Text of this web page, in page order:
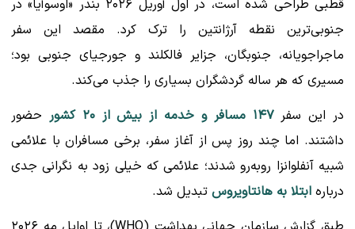
قطبی طراحی شده است، در اول آوریل ۲۰۲۶ بندر «اوسوآیا» در
جنوبی‌ترین نقطه آرژانتین را ترک کرد. مقصد این سفر
ماجراجویانه، جنوبگان، جزایر فالکلند و جورجیای جنوبی بود؛
مسیری که هر ساله گردشگران بسیاری را جذب می‌کند.
در این سفر۱۴۷ مسافر و خدمه از بیش از ۲۰ کشور
حضور
داشتند. اما چند روز پس از آغاز سفر، برخی مسافران با علائمی
شبیه آنفلوانزا روبه‌رو شدند؛ علائمی که خیلی زود به نگرانی جدی
درباره ابتلا به هانتاویروس تبدیل شد.